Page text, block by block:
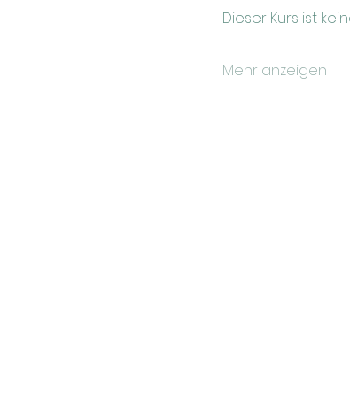
Dieser Kurs ist
Mehr anzeigen